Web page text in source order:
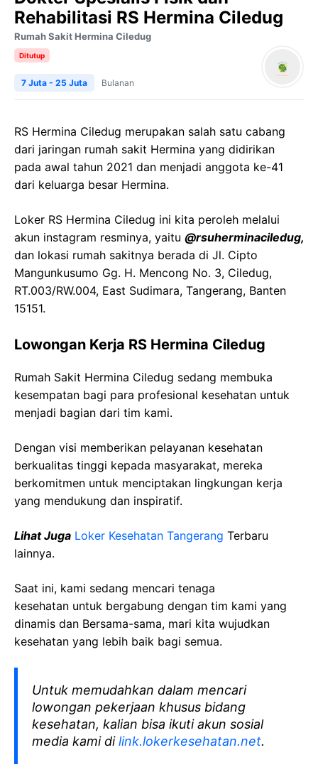
Rehabilitasi RS Hermina Ciledug
Rumah Sakit Hermina Ciledug
Ditutup
7 Juta - 25 Juta Bulanan
RS Hermina Ciledug merupakan salah satu cabang
dari jaringan rumah sakit Hermina yang didirikan
pada awal tahun 2021 dan menjadi anggota ke-41
dari keluarga besar Hermina.
Loker RS Hermina Ciledug ini kita peroleh melalui
akun instagram resminya, yaitu @rsuherminaciledug,
dan lokasi rumah sakitnya berada di Jl. Cipto
Mangunkusumo Gg. H. Mencong No. 3, Ciledug,
RT.003/RW.004, East Sudimara, Tangerang, Banten
15151.
Lowongan Kerja RS Hermina Ciledug
Rumah Sakit Hermina Ciledug sedang membuka
kesempatan bagi para profesional kesehatan untuk
menjadi bagian dari tim kami.
Dengan visi memberikan pelayanan kesehatan
berkualitas tinggi kepada masyarakat, mereka
berkomitmen untuk menciptakan lingkungan kerja
yang mendukung dan inspiratif.
Lihat Juga Loker Kesehatan Tangerang Terbaru
lainnya.
Saat ini, kami sedang mencari tenaga
kesehatan untuk bergabung dengan tim kami yang
dinamis dan Bersama-sama, mari kita wujudkan
kesehatan yang lebih baik bagi semua.
Untuk memudahkan dalam mencari
lowongan pekerjaan khusus bidang
kesehatan, kalian bisa ikuti akun sosial
media kami dilink.lokerkesehatan.net.